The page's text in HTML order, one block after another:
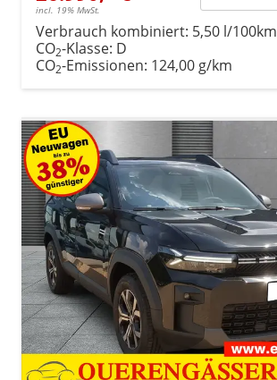
incl. 19% MwSt.
Verbrauch kombiniert: 5,50 l/100km
CO2-Klasse: D
CO2-Emissionen: 124,00 g/km